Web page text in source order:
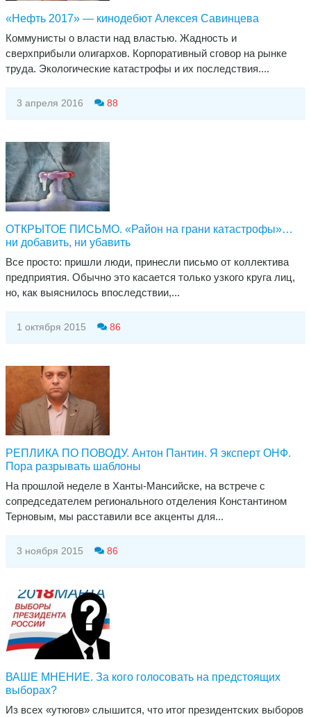
«Нефть 2017» — кинодебют Алексея Савинцева
Коммунисты о власти над властью. Жадность и
сверхприбыли олигархов. Корпоративный сговор на рынке
труда. Экологические катастрофы и их последствия....
3 апреля 2016 88
ОТКРЫТОЕ ПИСЬМО. «Район на грани катастрофы»…
ни добавить, ни убавить
Все просто: пришли люди, принесли письмо от коллектива
предприятия. Обычно это касается только узкого круга лиц,
но, как выяснилось впоследствии,...
1 октября 2015 86
РЕПЛИКА ПО ПОВОДУ. Антон Пантин. Я эксперт ОНФ.
Пора разрывать шаблоны
На прошлой неделе в Ханты-Мансийске, на встрече с
сопредседателем регионального отделения Константином
Терновым, мы расставили все акценты для...
3 ноября 2015 86
ВАШЕ МНЕНИЕ. За кого голосовать на предстоящих
выборах?
Из всех «утюгов» слышится, что итог президентских выборов